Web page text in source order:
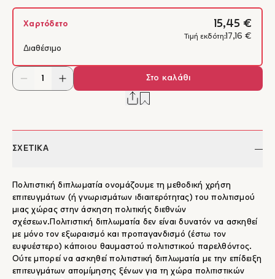
Χαρτόδετο 15,45 €
Τιμή εκδότη: 17,16 €
Διαθέσιμο
Στο καλάθι
ΣΧΕΤΙΚΑ
Πολιτιστική διπλωματία ονομάζουμε τη μεθοδική χρήση
επιτευγμάτων (ή γνωρισμάτων ιδιαιτερότητας) του πολιτισμού
μιας χώρας στην άσκηση πολιτικής διεθνών
σχέσεων.Πολιτιστική διπλωματία δεν είναι δυνατόν να ασκηθεί
με μόνο τον εξωραισμό και προπαγανδισμό (έστω τον
ευφυέστερο) κάποιου θαυμαστού πολιτιστικού παρελθόντος.
Ούτε μπορεί να ασκηθεί πολιτιστική διπλωματία με την επίδειξη
επιτευγμάτων απομίμησης ξένων για τη χώρα πολιτιστικών